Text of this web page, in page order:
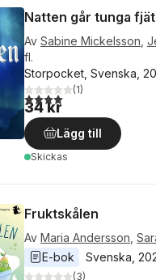
Natten går tunga fjät
Av Sabine Mickelsson
fl.
Storpocket, Svenska,
4,0utav 5 stjärnor. Totalt
(1)
34 kr
Lägg till
Skickas
Fruktskålen
Av Maria Andersson
E-bok
Svenska
(3)